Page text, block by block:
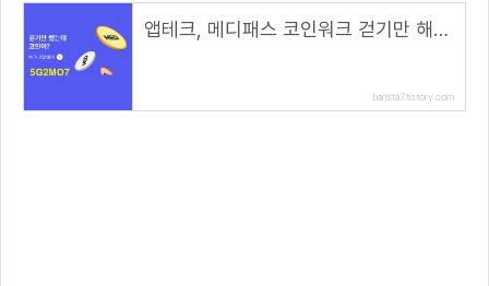
앱테크, 메디패스 코인워크 걷기만 해도 MED 코인 채굴( 추천코드 : 5G2MO7 )
barista7.tistory.com